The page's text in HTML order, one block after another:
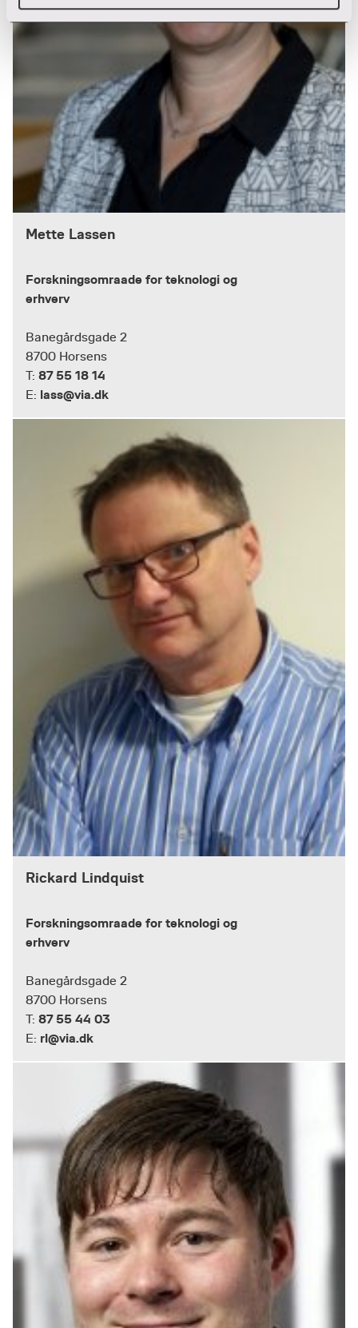
Mette Lassen
Forskningsomraade for teknologi og
erhverv
Banegårdsgade 2
8700 Horsens
T: 87 55 18 14
E: lass@via.dk
Rickard Lindquist
Forskningsomraade for teknologi og
erhverv
Banegårdsgade 2
8700 Horsens
T: 87 55 44 03
E: rl@via.dk